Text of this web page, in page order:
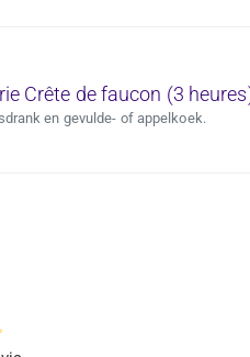
Crête de faucon (3
en gevulde- of appelkoek.